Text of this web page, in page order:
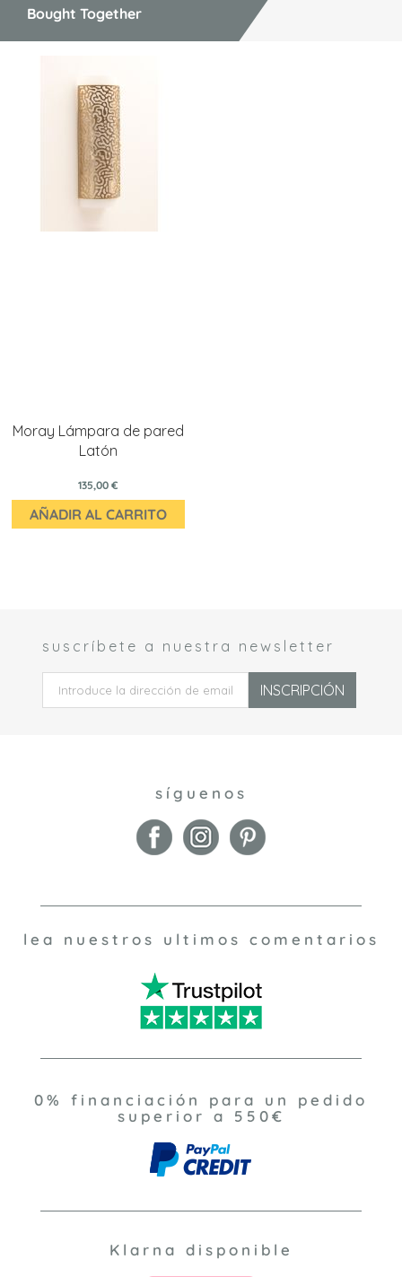
Bought Together
Moray Lámpara de pared
Latón
135,00 €
AÑADIR AL CARRITO
suscríbete a nuestra newsletter
INSCRIPCIÓN
síguenos
lea nuestros ultimos comentarios
0% financiación para un pedido
superior a 550€
Klarna disponible